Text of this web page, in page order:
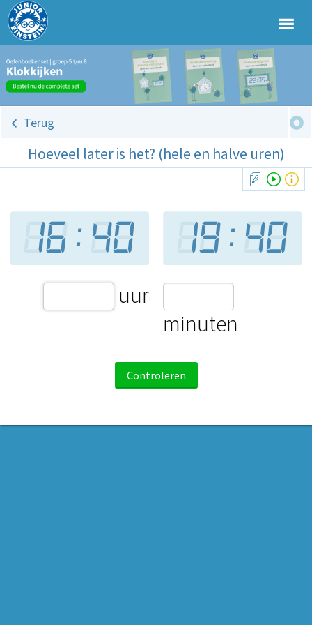
Terug
Hoeveel later is het? (hele en halve uren)
uur
minuten